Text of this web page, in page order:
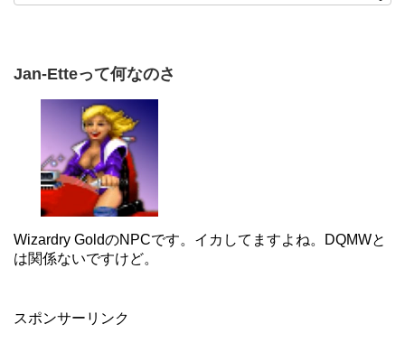
Jan-Etteって何なのさ
Wizardry GoldのNPCです。イカしてますよね。DQMWと
は関係ないですけど。
スポンサーリンク